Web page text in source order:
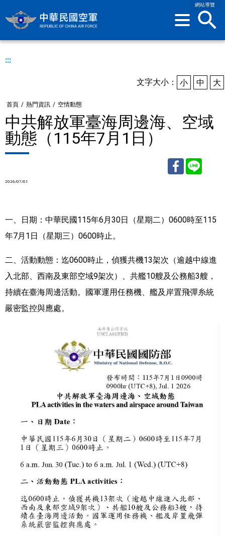
網站導覽
:::
文字大小： 小 中 大
首頁 / 熱門資訊 / 空情動態
中共解放軍臺海周邊海、空域
動態（115年7月1日）
2026/07/01
一、日期：中華民國115年6月30日（星期二）0600時至115
年7月1日（星期三）0600時止。
二、活動動態：迄0600時止，偵獲共機13架次（逾越中線進
入北部、西南及東部空域9架次）、共艦10艘及公務船3艘，
持續在臺海周邊活動。國軍運用任務機、艦及岸置飛彈糸統
嚴密監控與應處。